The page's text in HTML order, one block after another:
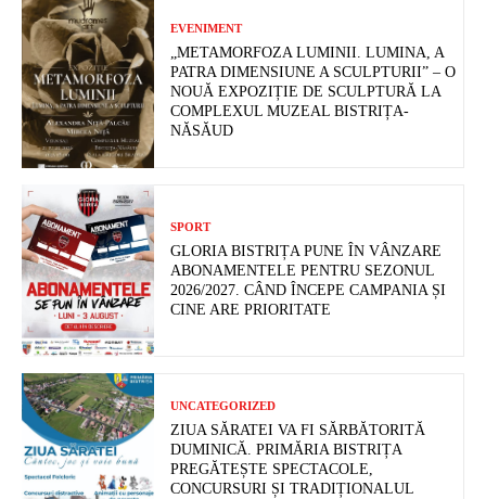
EVENIMENT
„METAMORFOZA LUMINII. LUMINA, A
PATRA DIMENSIUNE A SCULPTURII” – O
NOUĂ EXPOZIȚIE DE SCULPTURĂ LA
COMPLEXUL MUZEAL BISTRIȚA-
NĂSĂUD
SPORT
GLORIA BISTRIȚA PUNE ÎN VÂNZARE
ABONAMENTELE PENTRU SEZONUL
2026/2027. CÂND ÎNCEPE CAMPANIA ȘI
CINE ARE PRIORITATE
UNCATEGORIZED
ZIUA SĂRATEI VA FI SĂRBĂTORITĂ
DUMINICĂ. PRIMĂRIA BISTRIȚA
PREGĂTEȘTE SPECTACOLE,
CONCURSURI ȘI TRADIȚIONALUL